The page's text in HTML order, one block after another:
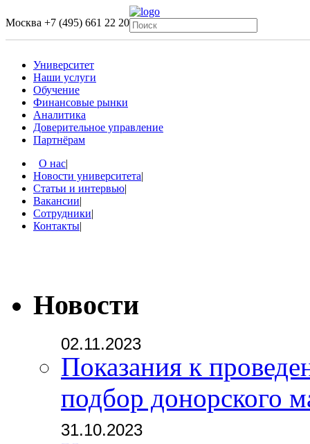
Москва +7 (495) 661 22 20
Университет
Наши услуги
Обучение
Финансовые рынки
Аналитика
Доверительное управление
Партнёрам
О нас|
Новости университета|
Статьи и интервью|
Вакансии|
Сотрудники|
Контакты|
Новости
02.11.2023
Показания к
подбор донорского
31.10.2023